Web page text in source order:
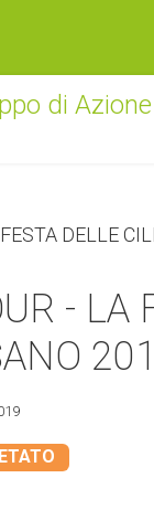
- LA